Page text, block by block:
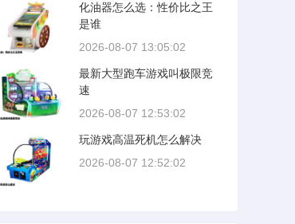
化油器怎么选：性价比之王
是谁
2026-08-07 13:05:02
最新大型跑车游戏叫极限竞
速
2026-08-07 12:53:02
玩游戏高温死机怎么解决
2026-08-07 12:52:02